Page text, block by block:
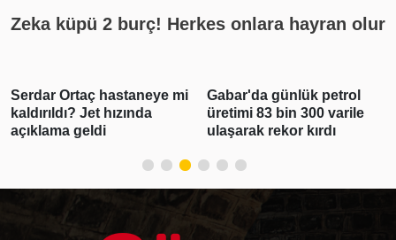
Zeka küpü 2 burç! Herkes onlara hayran olur
Serdar Ortaç hastaneye mi
kaldırıldı? Jet hızında
açıklama geldi
Gabar'da günlük petrol
üretimi 83 bin 300 varile
ulaşarak rekor kırdı